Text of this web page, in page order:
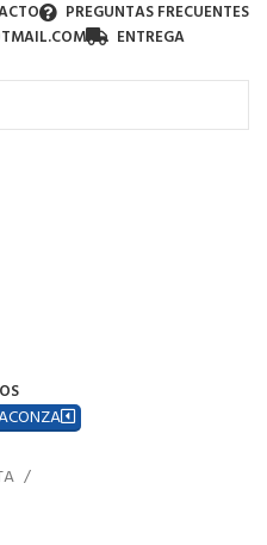
PREGUNTAS FRECUENTES
ENTREGA